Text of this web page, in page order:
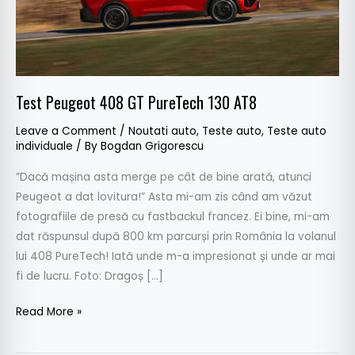
Test Peugeot 408 GT PureTech 130 AT8
Leave a Comment / Noutati auto, Teste auto, Teste auto
individuale / By Bogdan Grigorescu
”Dacă mașina asta merge pe cât de bine arată, atunci
Peugeot a dat lovitura!” Asta mi-am zis când am văzut
fotografiile de presă cu fastbackul francez. Ei bine, mi-am
dat răspunsul după 800 km parcurși prin România la volanul
lui 408 PureTech! Iată unde m-a impresionat și unde ar mai
fi de lucru. Foto: Dragoș […]
Read More »